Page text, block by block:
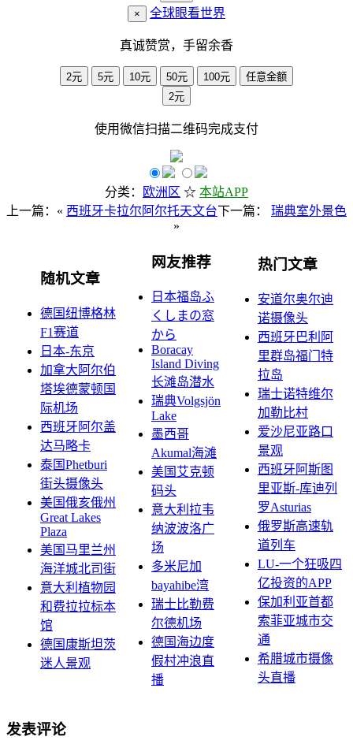
×
全球眼看世界
真诚赞赏，手留余香
2元 5元 10元 50元 100元
任意金额
2元
使用微信扫描二维码完成支付
分类： 欧洲区 ☆ 本站APP
上一篇：« 西班牙卡拉尔阿尔托天文台下一篇： 瑞典室外景色
»
随机文章
德国纽博格林
F1赛道
日本-东京
加拿大阿尔伯
塔埃德蒙顿国
际机场
西班牙阿尔盖
达马略卡
泰国Phetburi
街头摄像头
美国俄亥俄州
Great Lakes
Plaza
美国马里兰州
海洋城北司街
意大利植物园
和费拉拉标本
馆
德国康斯坦茨
迷人景观
网友推荐
日本福岛ふ
くしまの窓
から
Boracay
Island Diving
长滩岛潜水
瑞典Volgsjön
Lake
墨西哥
Akumal海滩
美国艾克顿
码头
意大利拉韦
纳波波洛广
场
多米尼加
bayahibe湾
瑞士比勒费
尔德机场
德国海边度
假村冲浪直
播
热门文章
安道尔奥尔迪
诺摄像头
西班牙巴利阿
里群岛福门特
拉岛
瑞士诺特维尔
加勒比村
爱沙尼亚路口
景观
西班牙阿斯图
里亚斯-库迪列
罗Asturias
俄罗斯高速轨
道列车
LU-一个狂吸四
亿投资的APP
保加利亚首都
索菲亚城市交
通
希腊城市摄像
头直播
发表评论